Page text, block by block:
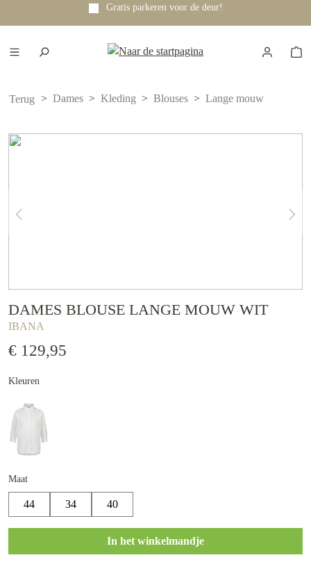
Gratis parkeren voor de deur!
Terug Dames Kleding Blouses Lange mouw
DAMES BLOUSE LANGE MOUW WIT
IBANA
€ 129,95
Kleuren
Maat
44 34 40
In het winkelmandje